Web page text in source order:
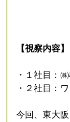
【視察内容】
・１社目：
・２社目：
今回、東大